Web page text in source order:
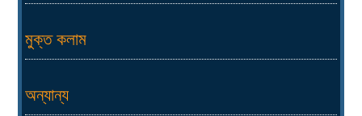
মুক্ত কলাম
অন্যান্য